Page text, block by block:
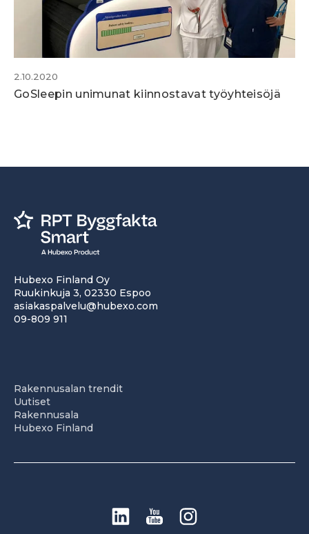
2.10.2020
GoSleepin unimunat kiinnostavat työyhteisöjä
Hubexo Finland Oy
Ruukinkuja 3, 02330 Espoo
asiakaspalvelu@hubexo.com
09-809 911
Rakennusalan trendit
Uutiset
Rakennusala
Hubexo Finland